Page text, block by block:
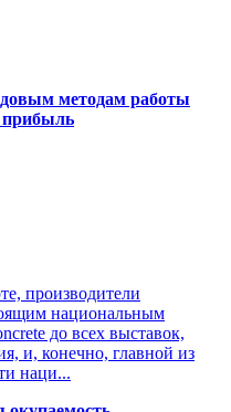
методам работы
прибыль
производители
национальным
до всех выставок,
и, конечно, главной из
наци...